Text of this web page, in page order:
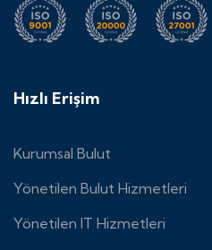
Hızlı Erişim
Kurumsal Bulut
Yönetilen Bulut Hizmetleri
Yönetilen IT Hizmetleri